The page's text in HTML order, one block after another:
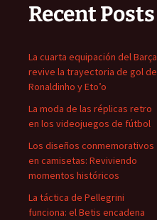
Recent Posts
La cuarta equipación del Barça
revive la trayectoria de gol de
Ronaldinho y Eto’o
La moda de las réplicas retro
en los videojuegos de fútbol
Los diseños conmemorativos
en camisetas: Reviviendo
momentos históricos
La táctica de Pellegrini
funciona: el Betis encadena